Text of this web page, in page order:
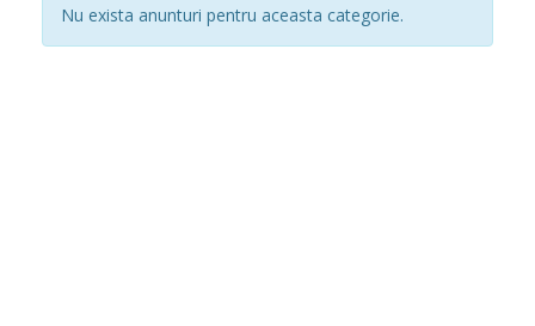
Nu exista anunturi pentru aceasta categorie.